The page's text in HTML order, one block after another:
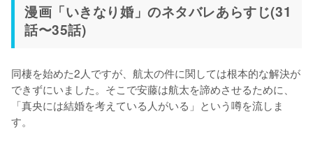
漫画「いきなり婚」のネタバレあらすじ(31
話〜35話)
同棲を始めた2人ですが、航太の件に関しては根本的な解決が
できずにいました。そこで安藤は航太を諦めさせるために、
「真央には結婚を考えている人がいる」という噂を流しま
す。